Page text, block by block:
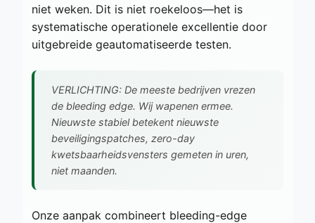
niet weken. Dit is niet roekeloos—het is
systematische operationele excellentie door
uitgebreide geautomatiseerde testen.
VERLICHTING: De meeste bedrijven vrezen
de bleeding edge. Wij wapenen ermee.
Nieuwste stabiel betekent nieuwste
beveiligingspatches, zero-day
kwetsbaarheidsvensters gemeten in uren,
niet maanden.
Onze aanpak combineert bleeding-edge